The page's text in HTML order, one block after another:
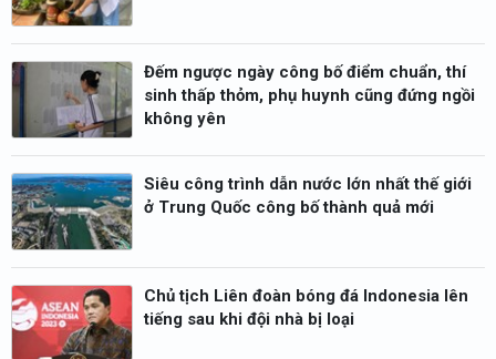
Đếm ngược ngày công bố điểm chuẩn, thí
sinh thấp thỏm, phụ huynh cũng đứng ngồi
không yên
Siêu công trình dẫn nước lớn nhất thế giới
ở Trung Quốc công bố thành quả mới
Chủ tịch Liên đoàn bóng đá Indonesia lên
tiếng sau khi đội nhà bị loại